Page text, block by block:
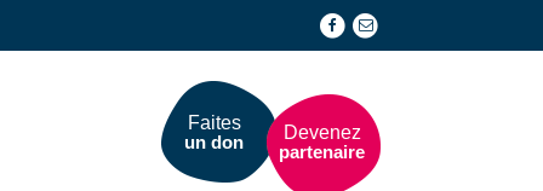
Faites
un don
Devenez
partenaire